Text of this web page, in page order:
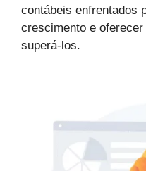
contábeis enfrentados
crescimento e
superá-los.